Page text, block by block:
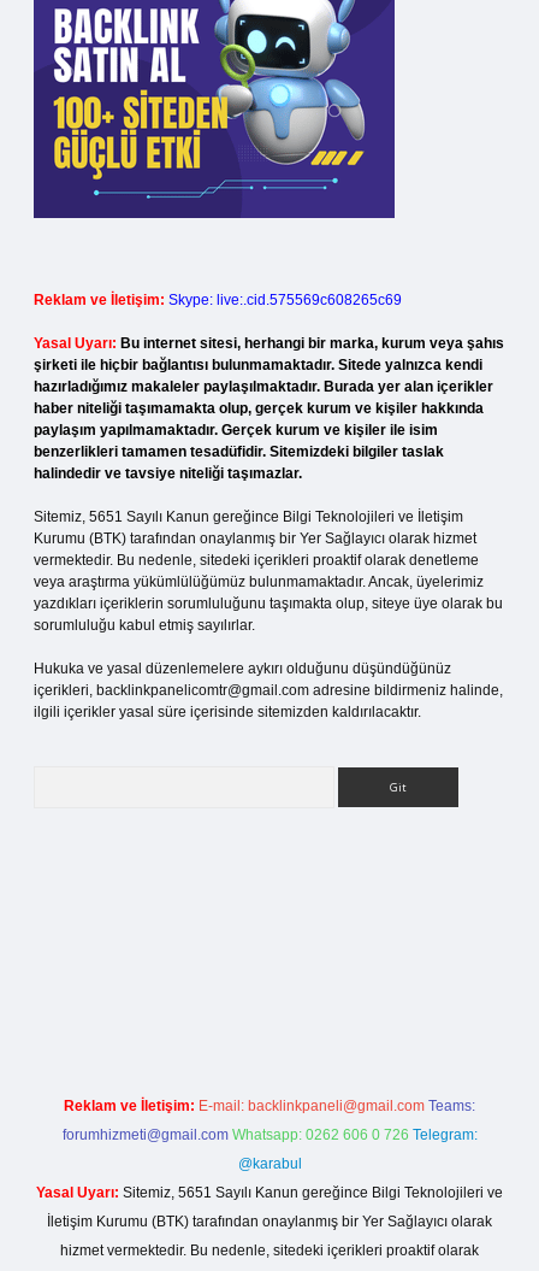
Reklam ve İletişim: Skype: live:.cid.575569c608265c69
Yasal Uyarı: Bu internet sitesi, herhangi bir marka, kurum veya şahıs
şirketi ile hiçbir bağlantısı bulunmamaktadır. Sitede yalnızca kendi
hazırladığımız makaleler paylaşılmaktadır. Burada yer alan içerikler
haber niteliği taşımamakta olup, gerçek kurum ve kişiler hakkında
paylaşım yapılmamaktadır. Gerçek kurum ve kişiler ile isim
benzerlikleri tamamen tesadüfidir. Sitemizdeki bilgiler taslak
halindedir ve tavsiye niteliği taşımazlar.
Sitemiz, 5651 Sayılı Kanun gereğince Bilgi Teknolojileri ve İletişim
Kurumu (BTK) tarafından onaylanmış bir Yer Sağlayıcı olarak hizmet
vermektedir. Bu nedenle, sitedeki içerikleri proaktif olarak denetleme
veya araştırma yükümlülüğümüz bulunmamaktadır. Ancak, üyelerimiz
yazdıkları içeriklerin sorumluluğunu taşımakta olup, siteye üye olarak bu
sorumluluğu kabul etmiş sayılırlar.
Hukuka ve yasal düzenlemelere aykırı olduğunu düşündüğünüz
içerikleri, backlinkpanelicomtr@gmail.com adresine bildirmeniz halinde,
ilgili içerikler yasal süre içerisinde sitemizden kaldırılacaktır.
Reklam ve İletişim: E-mail: backlinkpaneli@gmail.com Teams:
forumhizmeti@gmail.com Whatsapp: 0262 606 0 726 Telegram:
@karabul
Yasal Uyarı: Sitemiz, 5651 Sayılı Kanun gereğince Bilgi Teknolojileri ve
İletişim Kurumu (BTK) tarafından onaylanmış bir Yer Sağlayıcı olarak
hizmet vermektedir. Bu nedenle, sitedeki içerikleri proaktif olarak